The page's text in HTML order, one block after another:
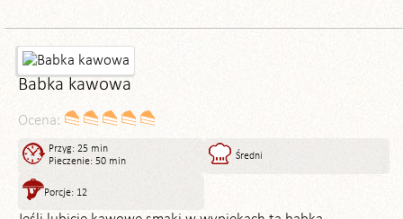
Babka kawowa
Ocena:
Przyg: 25 min
Pieczenie: 50 min
Średni
Porcje: 12